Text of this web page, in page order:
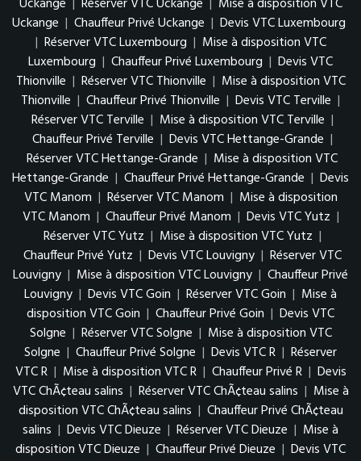
Uckange | Chauffeur Privé Uckange | Devis VTC Luxembourg
| Réserver VTC Luxembourg | Mise à disposition VTC
Luxembourg | Chauffeur Privé Luxembourg | Devis VTC
Thionville | Réserver VTC Thionville | Mise à disposition VTC
Thionville | Chauffeur Privé Thionville | Devis VTC Terville |
Réserver VTC Terville | Mise à disposition VTC Terville |
Chauffeur Privé Terville | Devis VTC Hettange-Grande |
Réserver VTC Hettange-Grande | Mise à disposition VTC
Hettange-Grande | Chauffeur Privé Hettange-Grande | Devis
VTC Manom | Réserver VTC Manom | Mise à disposition
VTC Manom | Chauffeur Privé Manom | Devis VTC Yutz |
Réserver VTC Yutz | Mise à disposition VTC Yutz |
Chauffeur Privé Yutz | Devis VTC Louvigny | Réserver VTC
Louvigny | Mise à disposition VTC Louvigny | Chauffeur Privé
Louvigny | Devis VTC Goin | Réserver VTC Goin | Mise à
disposition VTC Goin | Chauffeur Privé Goin | Devis VTC
Solgne | Réserver VTC Solgne | Mise à disposition VTC
Solgne | Chauffeur Privé Solgne | Devis VTC R | Réserver
VTC R | Mise à disposition VTC R | Chauffeur Privé R | Devis
VTC ChÃ¢teau salins | Réserver VTC ChÃ¢teau salins | Mise à
disposition VTC ChÃ¢teau salins | Chauffeur Privé ChÃ¢teau
salins | Devis VTC Dieuze | Réserver VTC Dieuze | Mise à
disposition VTC Dieuze | Chauffeur Privé Dieuze | Devis VTC